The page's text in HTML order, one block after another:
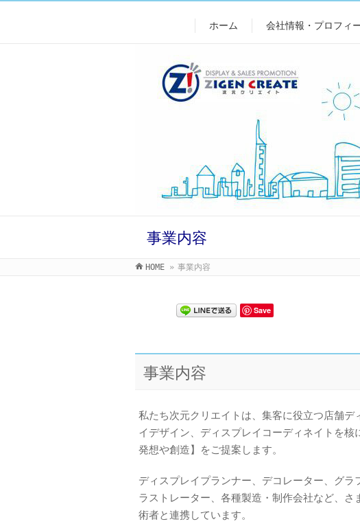
ホーム 会社情報・プロフィ
事業内容
HOME » 事業内容
Save
事業内容
私たち次元クリエイトは、集客に役立つ店舗
イデザイン、ディスプレイコーディネイトを
発想や創造】をご提案します。
ディスプレイプランナー、デコレーター、グ
ラストレーター、各種製造・制作会社など、
術者と連携しています。